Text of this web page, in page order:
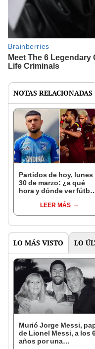
NOTAS RELACIONADAS
Partidos de hoy, lunes
30 de marzo: ¿a qué
hora y dónde ver
LEER MÁS
LO MÁS VISTO LO
Murió Jorge Messi,
de Lionel Messi, a los
años por una